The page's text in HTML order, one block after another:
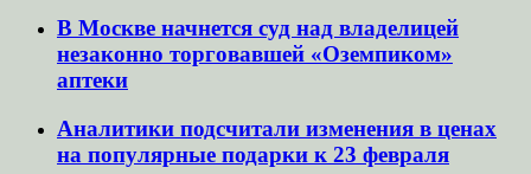
В Москве начнется суд над владелицей
незаконно торговавшей «Оземпиком»
аптеки
Аналитики подсчитали изменения в ценах
на популярные подарки к 23 февраля